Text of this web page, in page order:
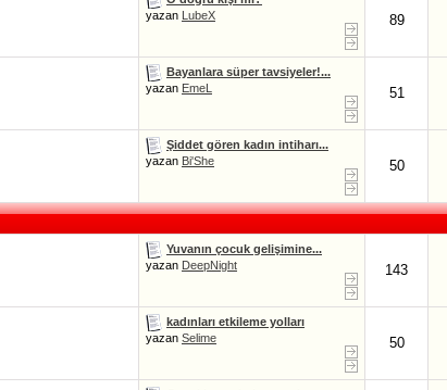
yazan LubeX 89
Bayanlara süper tavsiyeler!...
yazan EmeL 51
Şiddet gören kadın intiharı...
yazan Bi'She 50
Yuvanın çocuk gelişimine...
yazan DeepNight 143
kadınları etkileme yolları
yazan Selime 50